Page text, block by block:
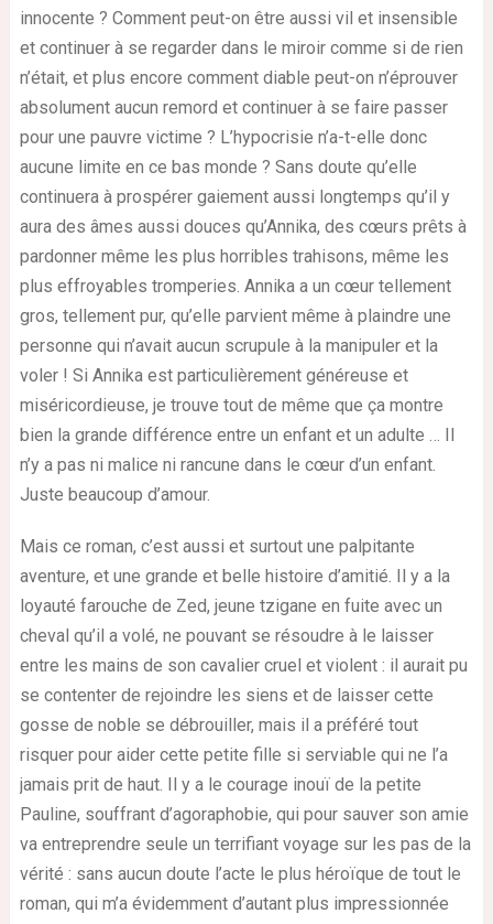
innocente ? Comment peut-on être aussi vil et insensible
et continuer à se regarder dans le miroir comme si de rien
n’était, et plus encore comment diable peut-on n’éprouver
absolument aucun remord et continuer à se faire passer
pour une pauvre victime ? L’hypocrisie n’a-t-elle donc
aucune limite en ce bas monde ? Sans doute qu’elle
continuera à prospérer gaiement aussi longtemps qu’il y
aura des âmes aussi douces qu’Annika, des cœurs prêts à
pardonner même les plus horribles trahisons, même les
plus effroyables tromperies. Annika a un cœur tellement
gros, tellement pur, qu’elle parvient même à plaindre une
personne qui n’avait aucun scrupule à la manipuler et la
voler ! Si Annika est particulièrement généreuse et
miséricordieuse, je trouve tout de même que ça montre
bien la grande différence entre un enfant et un adulte … Il
n’y a pas ni malice ni rancune dans le cœur d’un enfant.
Juste beaucoup d’amour.
Mais ce roman, c’est aussi et surtout une palpitante
aventure, et une grande et belle histoire d’amitié. Il y a la
loyauté farouche de Zed, jeune tzigane en fuite avec un
cheval qu’il a volé, ne pouvant se résoudre à le laisser
entre les mains de son cavalier cruel et violent : il aurait pu
se contenter de rejoindre les siens et de laisser cette
gosse de noble se débrouiller, mais il a préféré tout
risquer pour aider cette petite fille si serviable qui ne l’a
jamais prit de haut. Il y a le courage inouï de la petite
Pauline, souffrant d’agoraphobie, qui pour sauver son amie
va entreprendre seule un terrifiant voyage sur les pas de la
vérité : sans aucun doute l’acte le plus héroïque de tout le
roman, qui m’a évidemment d’autant plus impressionnée